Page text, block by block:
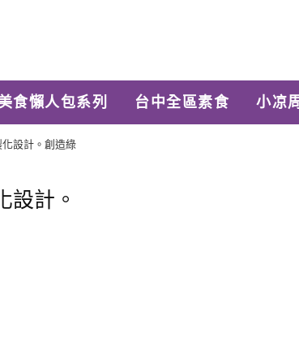
食懶人包系列 台中全區素食 小凉
設計。創造綠
設計。